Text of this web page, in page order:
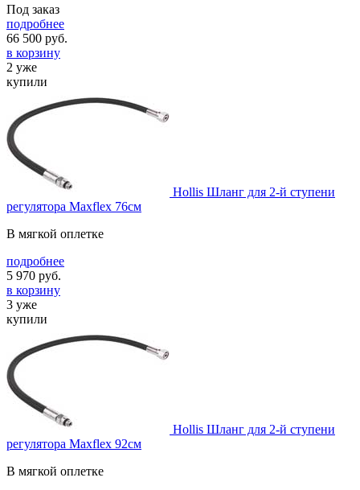
Под заказ
подробнее
66 500 руб.
в корзину
2 уже
купили
Hollis Шланг для 2-й ступени
регулятора Maxflex 76см
В мягкой оплетке
подробнее
5 970 руб.
в корзину
3 уже
купили
Hollis Шланг для 2-й ступени
регулятора Maxflex 92см
В мягкой оплетке